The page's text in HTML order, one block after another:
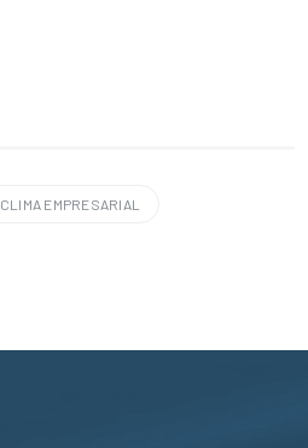
CLIMA EMPRESARIAL